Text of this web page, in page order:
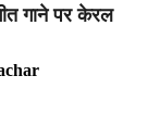
गाने पर केरल